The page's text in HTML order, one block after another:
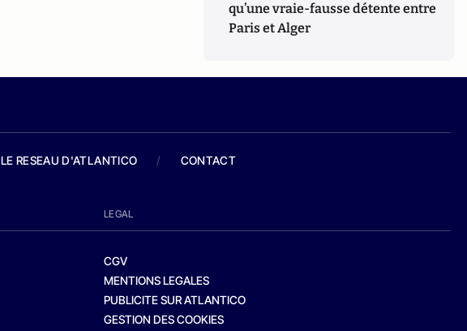
qu’une vraie-fausse détente entre
Paris et Alger
LE RESEAU D'ATLANTICO / CONTACT
LEGAL
CGV
MENTIONS LEGALES
PUBLICITE SUR ATLANTICO
GESTION DES COOKIES